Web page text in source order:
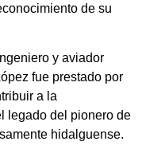
de su
y aviador
fue prestado por
a la
legado del pionero de
hidalguense.